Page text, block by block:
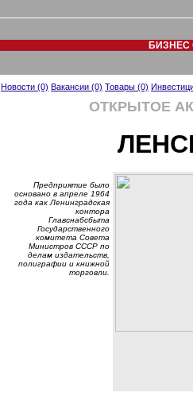
БИЗНЕС
Новости (0) Вакансии (0) Товары (0)
ОТКРЫТОЕ
Предприятие было
основано в апреле 1964
года как Ленинградская
контора
Главснабсбыта
Государственного
комитета Совета
Министров СССР по
делам издательств,
полиграфии и книжной
торговли.